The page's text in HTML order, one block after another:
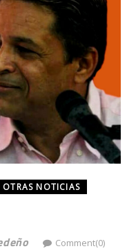
OTRAS NOTICIAS
Comment(0)